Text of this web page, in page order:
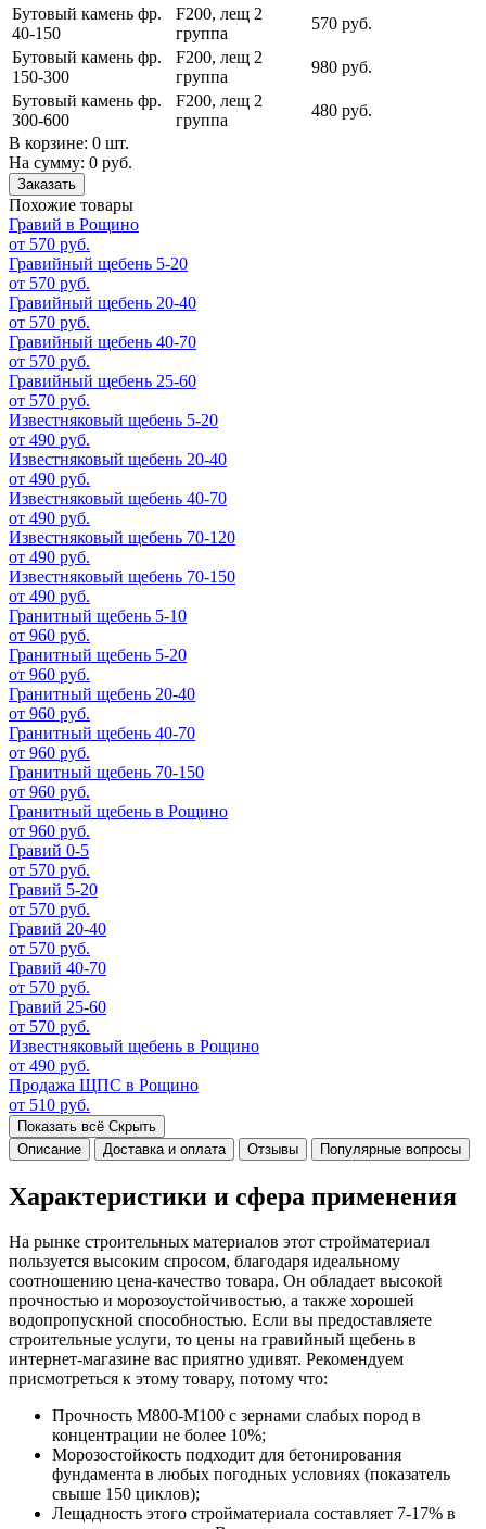
Бутовый камень фр.
40-150
F200, лещ 2
группа
570 руб.
Бутовый камень фр.
150-300
F200, лещ 2
группа
980 руб.
Бутовый камень фр.
300-600
F200, лещ 2
группа
480 руб.
В корзине: 0 шт.
На сумму: 0 руб.
Заказать
Похожие товары
Гравий в Рощино
от 570 руб.
Гравийный щебень 5-20
от 570 руб.
Гравийный щебень 20-40
от 570 руб.
Гравийный щебень 40-70
от 570 руб.
Гравийный щебень 25-60
от 570 руб.
Известняковый щебень 5-20
от 490 руб.
Известняковый щебень 20-40
от 490 руб.
Известняковый щебень 40-70
от 490 руб.
Известняковый щебень 70-120
от 490 руб.
Известняковый щебень 70-150
от 490 руб.
Гранитный щебень 5-10
от 960 руб.
Гранитный щебень 5-20
от 960 руб.
Гранитный щебень 20-40
от 960 руб.
Гранитный щебень 40-70
от 960 руб.
Гранитный щебень 70-150
от 960 руб.
Гранитный щебень в Рощино
от 960 руб.
Гравий 0-5
от 570 руб.
Гравий 5-20
от 570 руб.
Гравий 20-40
от 570 руб.
Гравий 40-70
от 570 руб.
Гравий 25-60
от 570 руб.
Известняковый щебень в Рощино
от 490 руб.
Продажа ЩПС в Рощино
от 510 руб.
Показать всё Скрыть
Описание
Доставка и оплата Отзывы Популярные вопросы
Характеристики и сфера применения
На рынке строительных материалов этот стройматериал
пользуется высоким спросом, благодаря идеальному
соотношению цена-качество товара. Он обладает высокой
прочностью и морозоустойчивостью, а также хорошей
водопропускной способностью. Если вы предоставляете
строительные услуги, то цены на гравийный щебень в
интернет-магазине вас приятно удивят. Рекомендуем
присмотреться к этому товару, потому что:
Прочность М800-М100 с зернами слабых пород в
концентрации не более 10%;
Морозостойкость подходит для бетонирования
фундамента в любых погодных условиях (показатель
свыше 150 циклов);
Лещадность этого стройматериала составляет 7-17% в